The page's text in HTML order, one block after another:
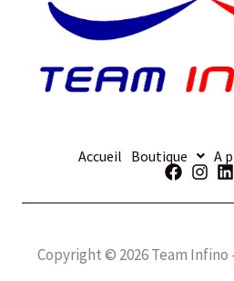
Accueil Boutique A
Copyright © 2026 Team Infino